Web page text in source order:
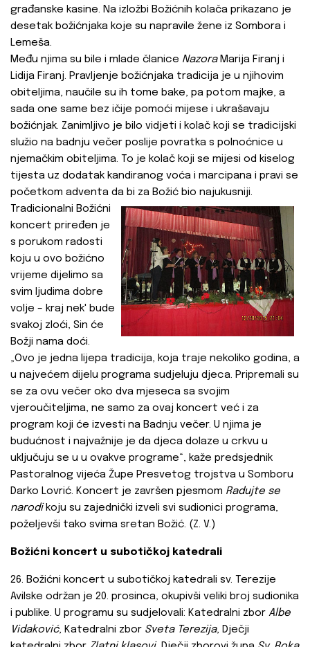
građanske kasine. Na izložbi Božićnih kolača prikazano je
desetak božićnjaka koje su napravile žene iz Sombora i
Lemeša.
Među njima su bile i mlade članice NazoraMarija Firanj i
Lidija Firanj. Pravljenje božićnjaka tradicija je u njihovim
obiteljima, naučile su ih tome bake, pa potom majke, a
sada one same bez ičije pomoći mijese i ukrašavaju
božićnjak. Zanimljivo je bilo vidjeti i kolač koji se tradicijski
služio na badnju večer poslije povratka s polnoćnice u
njemačkim obiteljima. To je kolač koji se mijesi od kiselog
tijesta uz dodatak kandiranog voća i marcipana i pravi se
početkom adventa da bi za Božić bio najukusniji.
Tradicionalni Božićni
koncert priređen je
s porukom radosti
koju u ovo božićno
vrijeme dijelimo sa
svim ljudima dobre
volje – kraj nek' bude
svakoj zloći, Sin će
Božji nama doći.
„Ovo je jedna lijepa tradicija, koja traje nekoliko godina, a
u najvećem dijelu programa sudjeluju djeca. Pripremali su
se za ovu večer oko dva mjeseca sa svojim
vjeroučiteljima, ne samo za ovaj koncert već i za
program koji će izvesti na Badnju večer. U njima je
budućnost i najvažnije je da djeca dolaze u crkvu u
uključuju se u u ovakve programe“, kaže predsjednik
Pastoralnog vijeća Župe Presvetog trojstva u Somboru
Darko Lovrić. Koncert je završen pjesmom Radujte se
narodikoju su zajednički izveli svi sudionici programa,
poželjevši tako svima sretan Božić. (Z. V.)
Božićni koncert u subotičkoj katedrali
26. Božićni koncert u subotičkoj katedrali sv. Terezije
Avilske održan je 20. prosinca, okupivši veliki broj sudionika
i publike. U programu su sudjelovali: Katedralni zbor Albe
Vidaković, Katedralni zbor Sveta Terezija, Dječji